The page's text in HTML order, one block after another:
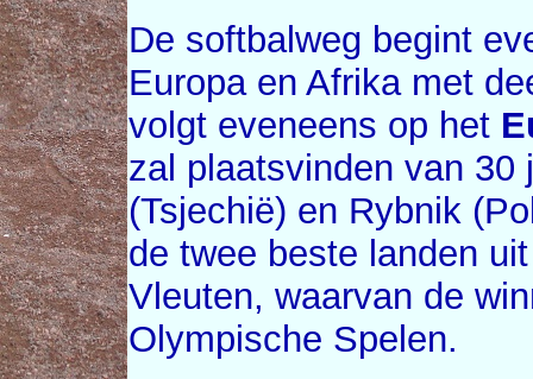
De softbalweg begint
Europa en Afrika met
volgt eveneens op het
zal plaatsvinden van
(Tsjechië) en Rybnik
de twee beste landen
Vleuten, waarvan de
Olympische Spelen.